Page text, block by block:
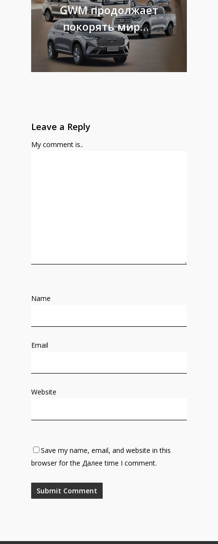
GWM продолжает
покорять мир…
Leave a Reply
My comment is..
Name
Email
Website
Save my name, email, and website in this
browser for the Далее time I comment.